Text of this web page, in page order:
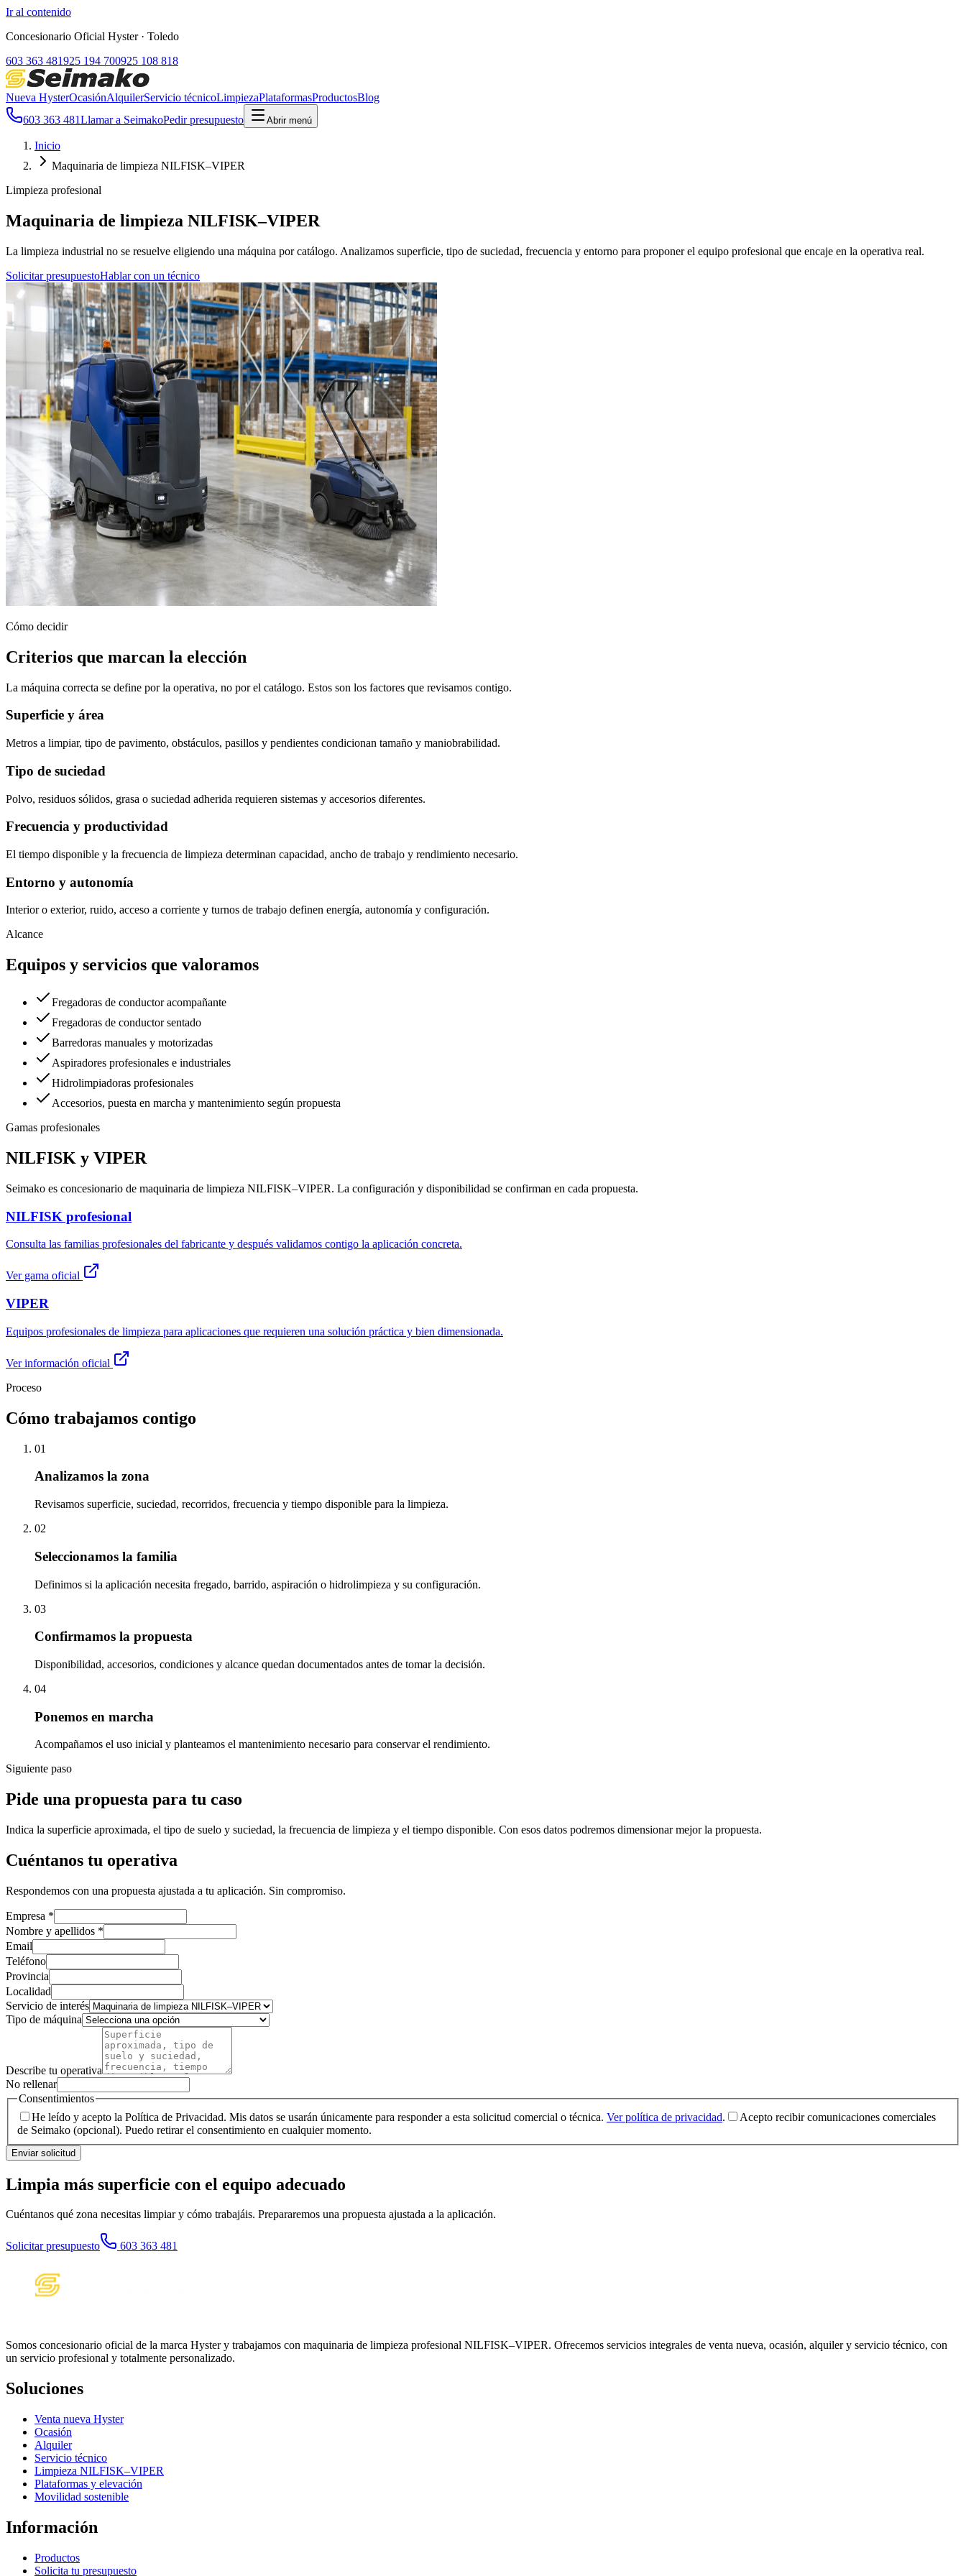
Ir al contenido
Concesionario Oficial Hyster· Toledo
603 363 481925 194 700925 108 818
Nueva HysterOcasiónAlquilerServicio técnicoLimpiezaPlataformasProductosBlog
603 363 481Llamar a SeimakoPedir presupuesto Abrir menú
Inicio
Maquinaria de limpieza NILFISK–VIPER
Limpieza profesional
Maquinaria de limpieza NILFISK–VIPER
La limpieza industrial no se resuelve eligiendo una máquina por catálogo. Analizamos superficie, tipo de suciedad, frecuencia y entorno para proponer el equipo profesional que encaje en la operativa real.
Solicitar presupuestoHablar con un técnico
Cómo decidir
Criterios que marcan la elección
La máquina correcta se define por la operativa, no por el catálogo. Estos son los factores que revisamos contigo.
Superficie y área
Metros a limpiar, tipo de pavimento, obstáculos, pasillos y pendientes condicionan tamaño y maniobrabilidad.
Tipo de suciedad
Polvo, residuos sólidos, grasa o suciedad adherida requieren sistemas y accesorios diferentes.
Frecuencia y productividad
El tiempo disponible y la frecuencia de limpieza determinan capacidad, ancho de trabajo y rendimiento necesario.
Entorno y autonomía
Interior o exterior, ruido, acceso a corriente y turnos de trabajo definen energía, autonomía y configuración.
Alcance
Equipos y servicios que valoramos
Fregadoras de conductor acompañante
Fregadoras de conductor sentado
Barredoras manuales y motorizadas
Aspiradores profesionales e industriales
Hidrolimpiadoras profesionales
Accesorios, puesta en marcha y mantenimiento según propuesta
Gamas profesionales
NILFISK y VIPER
Seimako es concesionario de maquinaria de limpieza NILFISK–VIPER. La configuración y disponibilidad se confirman en cada propuesta.
NILFISK profesional
Consulta las familias profesionales del fabricante y después validamos contigo la aplicación concreta.
Ver gama oficial
VIPER
Equipos profesionales de limpieza para aplicaciones que requieren una solución práctica y bien dimensionada.
Ver información oficial
Proceso
Cómo trabajamos contigo
01
Analizamos la zona
Revisamos superficie, suciedad, recorridos, frecuencia y tiempo disponible para la limpieza.
02
Seleccionamos la familia
Definimos si la aplicación necesita fregado, barrido, aspiración o hidrolimpieza y su configuración.
03
Confirmamos la propuesta
Disponibilidad, accesorios, condiciones y alcance quedan documentados antes de tomar la decisión.
04
Ponemos en marcha
Acompañamos el uso inicial y planteamos el mantenimiento necesario para conservar el rendimiento.
Siguiente paso
Pide una propuesta para tu caso
Indica la superficie aproximada, el tipo de suelo y suciedad, la frecuencia de limpieza y el tiempo disponible. Con esos datos podremos dimensionar mejor la propuesta.
Cuéntanos tu operativa
Respondemos con una propuesta ajustada a tu aplicación. Sin compromiso.
Empresa *
Nombre y apellidos *
Email
Teléfono
Provincia
Localidad
Servicio de interés
Tipo de máquina
Describe tu operativa
No rellenar
Consentimientos
He leído y acepto la Política de Privacidad. Mis datos se usarán únicamente para responder a esta solicitud comercial o técnica. Ver política de privacidad.
Acepto recibir comunicaciones comerciales
de Seimako (opcional). Puedo retirar el consentimiento en cualquier momento.
Enviar solicitud
Limpia más superficie con el equipo adecuado
Cuéntanos qué zona necesitas limpiar y cómo trabajáis. Prepararemos una propuesta ajustada a la aplicación.
Solicitar presupuesto 603 363 481
Somos concesionario oficial de la marca Hyster y trabajamos con maquinaria de limpieza profesional NILFISK–VIPER. Ofrecemos servicios integrales de venta nueva, ocasión, alquiler y servicio técnico, con
un servicio profesional y totalmente personalizado.
Soluciones
Venta nueva Hyster
Ocasión
Alquiler
Servicio técnico
Limpieza NILFISK–VIPER
Plataformas y elevación
Movilidad sostenible
Información
Productos
Solicita tu presupuesto